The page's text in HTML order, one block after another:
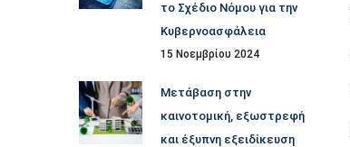
το Σχέδιο Νόμου για την
Κυβερνοασφάλεια
15 Νοεμβρίου 2024
Μετάβαση στην
καινοτομική, εξωστρεφή
και έξυπνη εξειδίκευση